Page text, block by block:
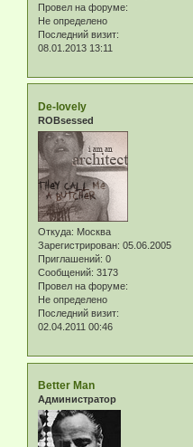
Провел на форуме:
Не определено
Последний визит:
08.01.2013 13:11
De-lovely
ROBsessed
Откуда: Москва
Зарегистрирован: 05.06.2005
Приглашений: 0
Сообщений: 3173
Провел на форуме:
Не определено
Последний визит:
02.04.2011 00:46
Better Man
Администратор